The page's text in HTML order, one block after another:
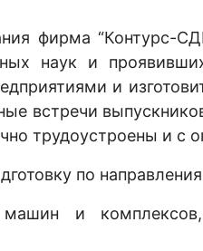
фирма “Контурс-
наук и
и
встречи
трудоустроены и с
по
машин и